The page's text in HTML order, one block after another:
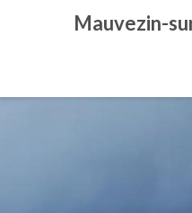
Mauvezin-